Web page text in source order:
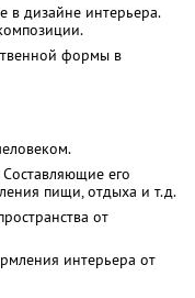
в дизайне интерьера.
формы в
его
пищи, отдыха и т.д.
от
интерьера от